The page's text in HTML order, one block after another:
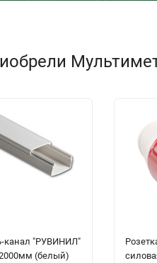
канал "РУВИНИЛ"
(белый)